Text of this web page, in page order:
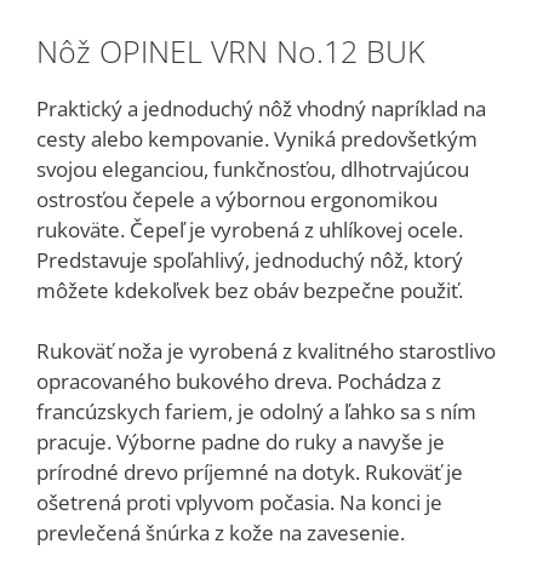
Nôž OPINEL VRN No.12 BUK
Praktický a jednoduchý nôž vhodný napríklad na
cesty alebo kempovanie. Vyniká predovšetkým
svojou eleganciou, funkčnosťou, dlhotrvajúcou
ostrosťou čepele a výbornou ergonomikou
rukoväte. Čepeľ je vyrobená z uhlíkovej ocele.
Predstavuje spoľahlivý, jednoduchý nôž, ktorý
môžete kdekoľvek bez obáv bezpečne použiť.
Rukoväť noža je vyrobená z kvalitného starostlivo
opracovaného bukového dreva. Pochádza z
francúzskych fariem, je odolný a ľahko sa s ním
pracuje. Výborne padne do ruky a navyše je
prírodné drevo príjemné na dotyk. Rukoväť je
ošetrená proti vplyvom počasia. Na konci je
prevlečená šnúrka z kože na zavesenie.